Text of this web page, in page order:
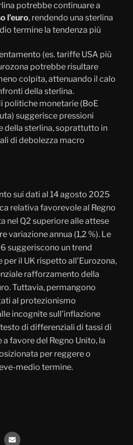
potrebbe continuare a
l’euro, rendendo una sterlina
termine la tendenza più
(es. tariffe USA più
potrebbe risultare
colpita, attenuando il calo
della sterlina.
politiche monetarie (BoE
suggerisce pressioni
della sterlina, soprattutto in
di debolezza macro
sui dati al 14 agosto 2025
relativa favorevole al Regno
nel Q2 superiore alle attese
variazione annua (1,2 %). Le
suggeriscono un trend
il UK rispetto all’Eurozona,
rafforzamento della
Tuttavia, permangono
al protezionismo
incognite sull’inflazione
di differenziali di tassi di
favore del Regno Unito, la
per reggere o
medio termine.